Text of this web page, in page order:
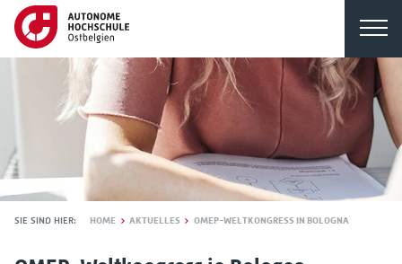
SIE SIND HIER: HOME AKTUELLES OMEP-WELTKONGRESS IN BOLOGNA